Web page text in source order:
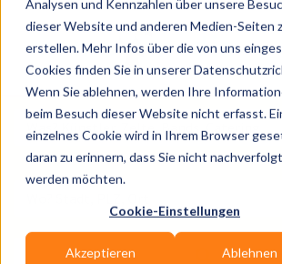
Analysen und Kennzahlen über unsere
dieser Website und anderen Medien-Seiten
erstellen. Mehr Infos über die von uns
Cookies finden Sie in unserer
Wenn Sie ablehnen, werden Ihre
beim Besuch dieser Website nicht erfasst.
einzelnes Cookie wird in Ihrem Browser
daran zu erinnern, dass Sie nicht nachverfolgt
werden möchten.
Cookie-Einstellungen
Akzeptieren Ablehnen
Was?